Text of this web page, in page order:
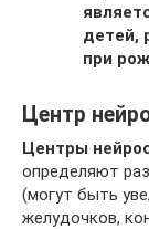
детей,
при
Центр
Центры
определяют
(могут быть
желудочков,